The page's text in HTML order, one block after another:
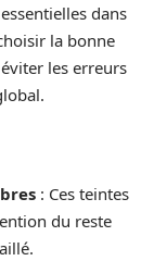
dans
la bonne
les erreurs
: Ces teintes
du reste